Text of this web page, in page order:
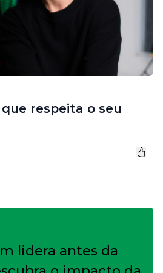
respeita o seu
lidera antes da